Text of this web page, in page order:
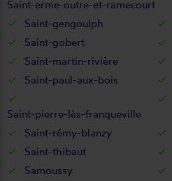
Saint-erme-outre-et-ramecourt
Saint-gengoulph
Saint-gobert
Saint-martin-rivière
Saint-paul-aux-bois
Saint-pierre-lès-franqueville
Saint-rémy-blanzy
Saint-thibaut
Samoussy